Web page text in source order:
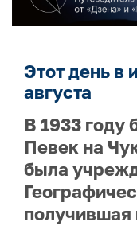
Этот день в
августа
В 1933 году
Певек на
была